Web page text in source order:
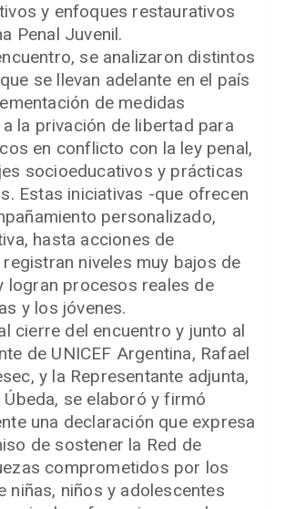
y enfoques restaurativos
Penal Juvenil.
se analizaron distintos
se llevan adelante en el país
de medidas
la privación de libertad para
en conflicto con la ley penal,
socioeducativos y prácticas
Estas iniciativas -que ofrecen
personalizado,
hasta acciones de
niveles muy bajos de
logran procesos reales de
y los jóvenes.
cierre del encuentro y junto al
de UNICEF Argentina, Rafael
y la Representante adjunta,
Úbeda, se elaboró y firmó
una declaración que expresa
de sostener la Red de
comprometidos por los
niñas, niños y adolescentes